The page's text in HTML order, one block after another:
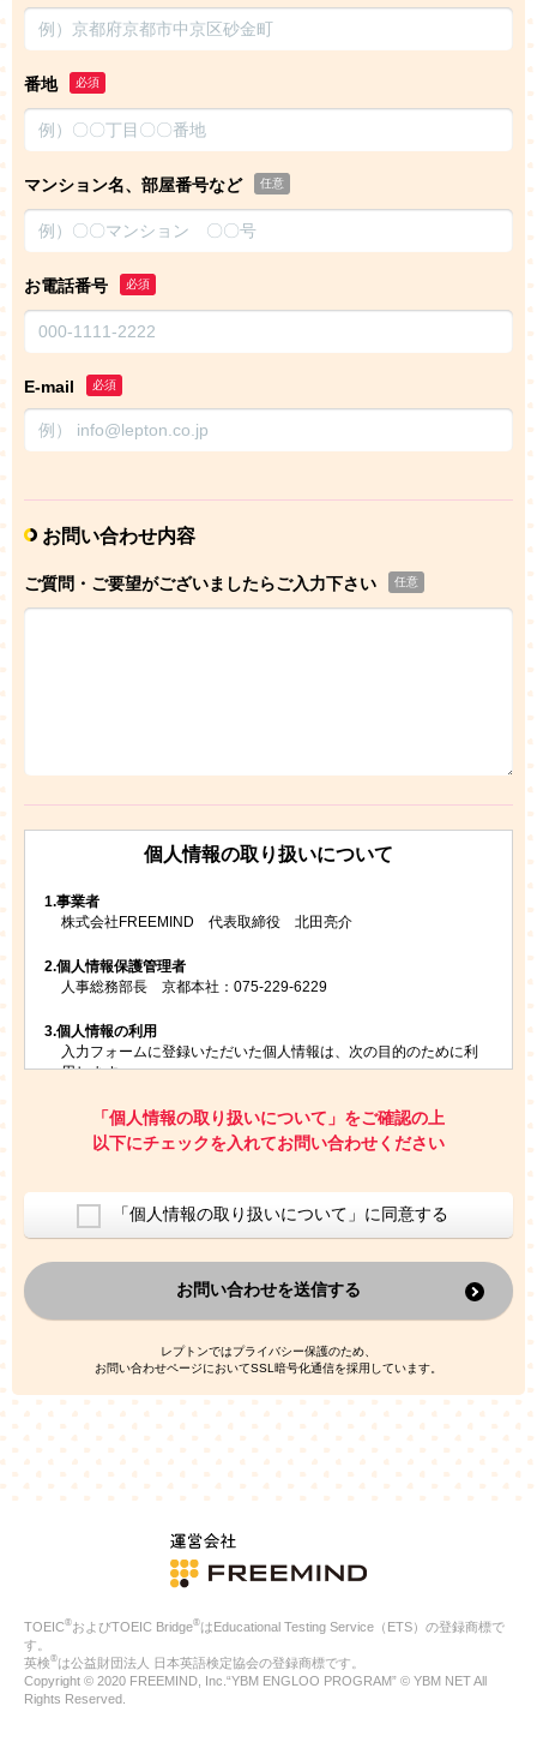
番地 必須
マンション名、部屋番号など 任意
お電話番号 必須
E-mail 必須
お問い合わせ内容
ご質問・ご要望がございましたらご入力下さい 任意
個人情報の取り扱いについて
1.事業者
株式会社FREEMIND 代表取締役 北田亮介
2.個人情報保護管理者
人事総務部長 京都本社：075-229-6229
3.個人情報の利用
入力フォームに登録いただいた個人情報は、次の目的のために利
用します。
お問い合わせにお答えするため
レプトンのキャンペーンや新商品（新サービス）、新規開講教
室等をご案内するため
ご利用者の個人情報を、本人が特定されないデータに不可逆変
換した上で、広告・宣伝・販売促進活動に役立てること
上記の利用目的のために第三者へ提供すること
なお、この利用目的を超えた個人情報の取扱いは行いません。ま
た、これ以外の目的で個人情報を利用することはありません。
人情報を、本人が特定されないデータに不可逆変換した上で第三
者広告配信事業者においてマッチングを行い、その結果に基づい
て広告を配信することがあります。第三者広告配信事業者が、こ
れらの情報を広告配信以外の目的で利用することはありません。
4.
個人情報の第三者への提供
当社は、次の場合を除き、ご本人の同意なしに個人情報を第三者
に提供することはありません。
ご本人の同意がある場合
法令に基づく場合
人の生命、身体または財産の保護のために必要がある場合であ
公衆衛生の向上または児童の健全な育成の推進のために特に必
合
特定した利用目的の達成に必要な範囲内において、個人情報の
「個人情報の取り扱いについて」をご確認の上
以下にチェックを入れてお問い合わせください
「個人情報の取り扱いについて」に同意する
お問い合わせを送信する
レプトンではプライバシー保護のため、
お問い合わせページにおいてSSL暗号化通信を採用しています。
TOEIC®およびTOEIC Bridge®はEducational Testing Service（ETS）の登録商標で
す。
英検®は公益財団法人 日本英語検定協会の登録商標です。
Copyright © 2020 FREEMIND, Inc.“YBM ENGLOO PROGRAM” © YBM NET All
Rights Reserved.